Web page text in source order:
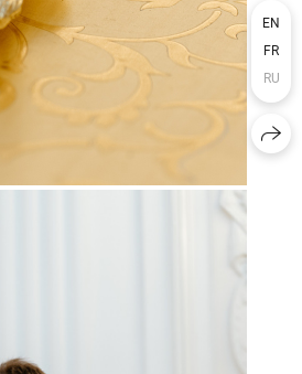
EN
FR
RU